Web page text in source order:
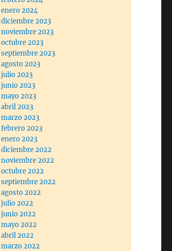
enero 2024
diciembre 2023
noviembre 2023
octubre 2023
septiembre 2023
agosto 2023
julio 2023
junio 2023
mayo 2023
abril 2023
marzo 2023
febrero 2023
enero 2023
diciembre 2022
noviembre 2022
octubre 2022
septiembre 2022
agosto 2022
julio 2022
junio 2022
mayo 2022
abril 2022
marzo 2022